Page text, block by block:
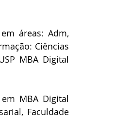
áreas: Adm,
Ciências
MBA Digital
MBA Digital
Faculdade